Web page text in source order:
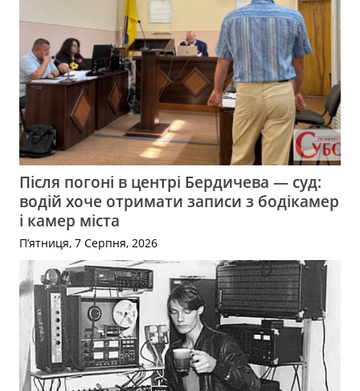
Після погоні в центрі Бердичева — суд:
водій хоче отримати записи з бодікамер
і камер міста
П’ятниця, 7 Серпня, 2026